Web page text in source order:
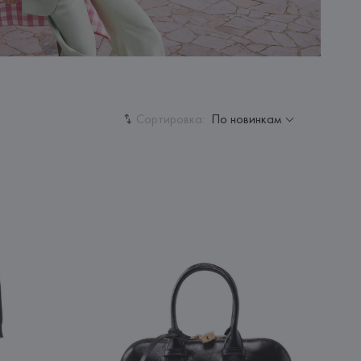
Сортировка: По новинкам